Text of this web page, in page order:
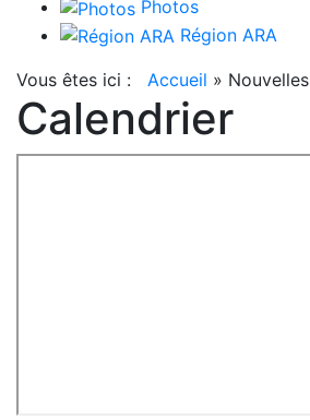
Photos
Région ARA
Vous êtes ici : Accueil » Nouvelles
Calendrier